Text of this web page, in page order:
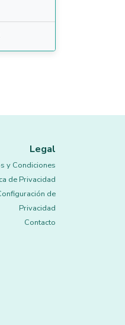
Legal
y Condiciones
de Privacidad
de
Privacidad
Contacto